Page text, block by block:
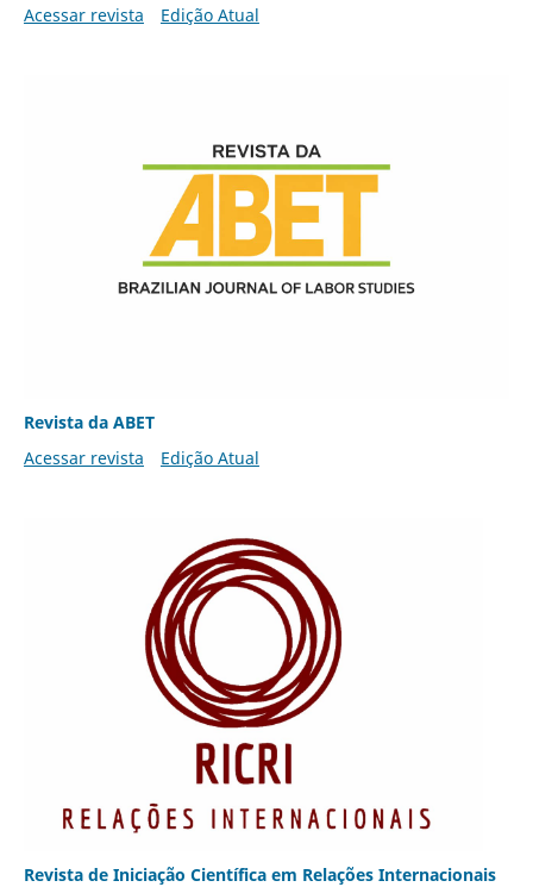
Acessar revista Edição Atual
Revista da ABET
Acessar revista
Edição Atual
Revista de Iniciação Científica em Relações Internacionais